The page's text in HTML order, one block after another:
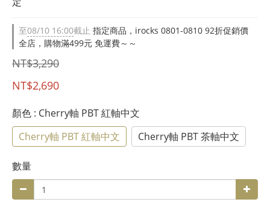
至08/10 16:00截止 指定商品，irocks 0801-0810 92折促銷價
全店，購物滿499元 免運費～～
NT$3,290
NT$2,690
顏色 : Cherry軸 PBT 紅軸中文
Cherry軸 PBT 紅軸中文
Cherry軸 PBT 茶軸中文
數量